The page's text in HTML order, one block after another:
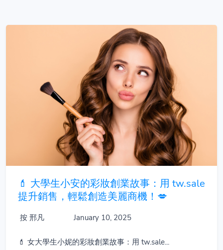
💄 大學生小安的彩妝創業故事：用 tw.sale
提升銷售，輕鬆創造美麗商機！💋
按 邢凡 January 10, 2025
💄 女大學生小妮的彩妝創業故事：用 tw.sale...